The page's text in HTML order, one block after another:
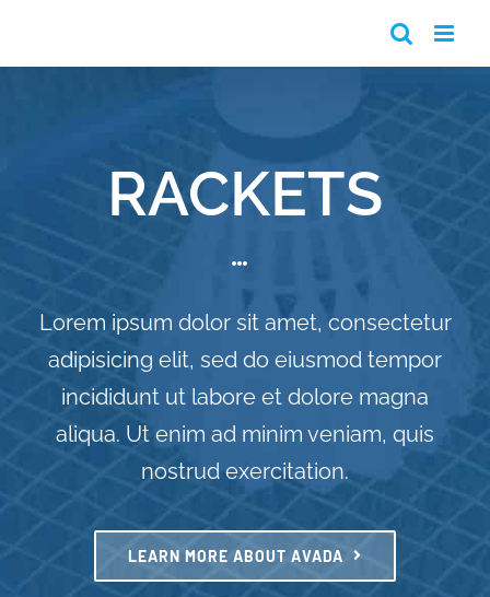
RACKETS
Lorem ipsum dolor sit amet, consectetur
adipisicing elit, sed do eiusmod tempor
incididunt ut labore et dolore magna
aliqua. Ut enim ad minim veniam, quis
nostrud exercitation.
LEARN MORE ABOUT AVADA